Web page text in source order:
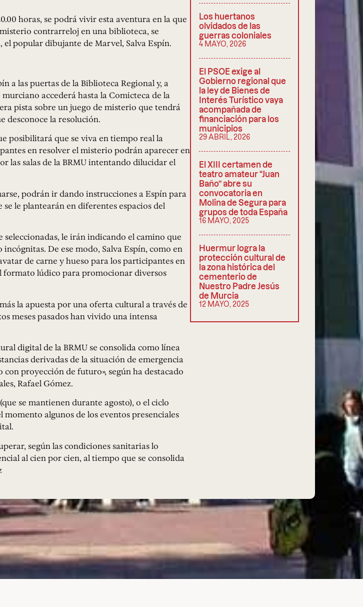
horas, se podrá vivir esta aventura en la que
contrarreloj en una biblioteca, se
popular dibujante de Marvel, Salva Espín.
a las puertas de la Biblioteca Regional y, a
accederá hasta la Comicteca de la
pista sobre un juego de misterio que tendrá
desconoce la resolución.
posibilitará que se viva en tiempo real la
en resolver el misterio podrán aparecer en
las salas de la BRMU intentando dilucidar el
podrán ir dando instrucciones a Espín para
le plantearán en diferentes espacios del
le irán indicando el camino que
De ese modo, Salva Espín, como en
de carne y hueso para los participantes en
formato lúdico para promocionar diversos
la apuesta por una oferta cultural a través de
meses pasados han vivido una intensa
digital de la BRMU se consolida como línea
derivadas de la situación de emergencia
proyección de futuro», según ha destacado
Rafael Gómez.
se mantienen durante agosto), o el ciclo
algunos de los eventos presenciales
según las condiciones sanitarias lo
al cien por cien, al tiempo que se consolida
Los huertanos
olvidados de las
guerras coloniales
4 MAYO, 2026
El PSOE exige al
Gobierno regional que
la ley de Bienes de
Interés Turístico vaya
acompañada de
financiación para los
municipios
29 ABRIL, 2026
El XIII certamen de
teatro amateur “Juan
Baño” abre su
convocatoria en
Molina de Segura para
grupos de toda España
16 MAYO, 2025
Huermur logra la
protección cultural de
la zona histórica del
cementerio de
Nuestro Padre Jesús
de Murcia
12 MAYO, 2025